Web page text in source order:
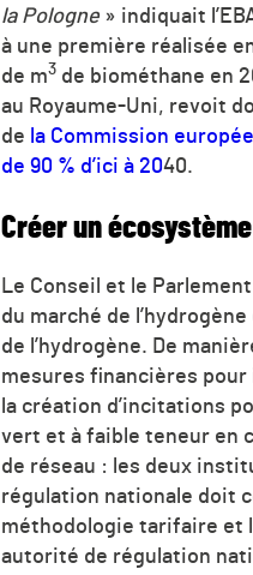
la Pologne » indiquait
à une première réalisée
de m3 de biométhane en
au Royaume-Uni, revoit
de la Commission
de 90 % d’ici à 2040.
Créer un
Le Conseil et le
du marché de
de l’hydrogène. De
mesures financières
la création d’incitations
vert et à faible teneur en
de réseau : les deux
régulation nationale doit
méthodologie tarifaire et
autorité de régulation